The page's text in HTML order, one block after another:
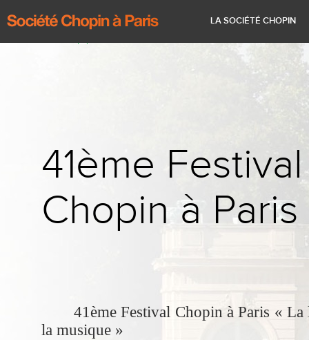
LA SOCIÉTÉ CHOPIN
Calendrier
41ème Festival Chopin à Paris Renseignements pratiques
La vie de Chopin
41ème Festival
Chopin à Paris
41ème Festival Chopin à Paris « La
la musique »